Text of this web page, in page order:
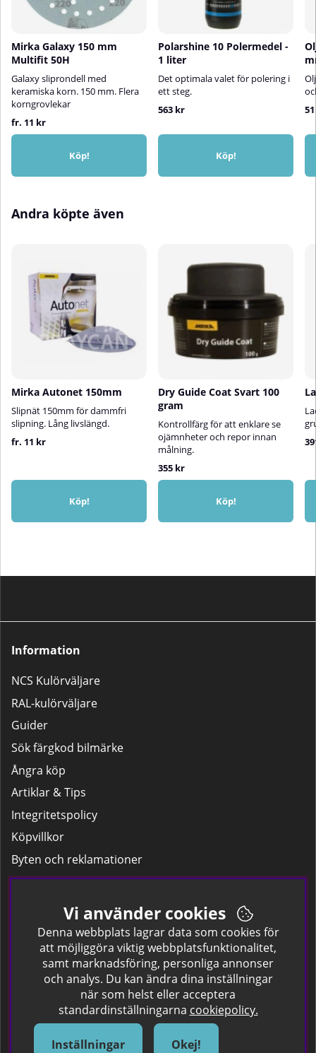
Mirka Galaxy 150 mm
Multifit 50H
Galaxy sliprondell med
keramiska korn. 150 mm. Flera
korngrovlekar
fr. 11 kr
Köp!
Polarshine 10 Polermedel -
1 liter
Det optimala valet för polering i
ett steg.
563 kr
Köp!
Andra köpte även
Mirka Autonet 150mm
Slipnät 150mm för dammfri
slipning. Lång livslängd.
fr. 11 kr
Köp!
Dry Guide Coat Svart 100
gram
Kontrollfärg för att enklare se
ojämnheter och repor innan
målning.
355 kr
Köp!
Information
NCS Kulörväljare
RAL-kulörväljare
Guider
Sök färgkod bilmärke
Ångra köp
Artiklar & Tips
Integritetspolicy
Köpvillkor
Byten och reklamationer
Leverans
Hitta färgkoden på bilen.
Företagskund
Om oss
Om Spraycan
IKEA Färger
Vi använder cookies
Denna webbplats lagrar data som cookies för
att möjliggöra viktig webbplatsfunktionalitet,
samt marknadsföring, personliga annonser
och analys. Du kan ändra dina inställningar
när som helst eller acceptera
standardinställningarna cookiepolicy.
Inställningar Okej!